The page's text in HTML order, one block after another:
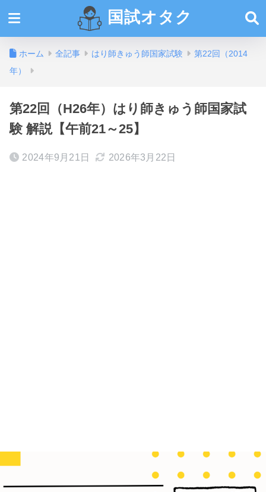
国試オタク
ホーム 全記事 はり師きゅう師国家試験
第22回（2014
年）
第22回（H26年）はり師きゅう師国家試
験 解説【午前21～25】
2024年9月21日 2026年3月22日